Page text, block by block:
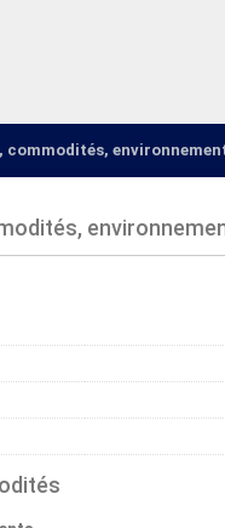
commodités,